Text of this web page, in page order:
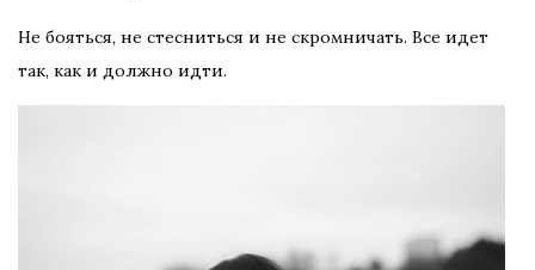
Не бояться, не стесниться и не скромничать. Все идет
так, как и должно идти.